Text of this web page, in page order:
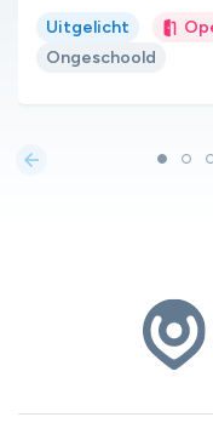
Uitgelicht
Ongeschoold
arrow_back